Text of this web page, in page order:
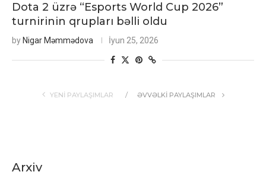
Dota 2 üzrə “Esports World Cup 2026”
turnirinin qrupları bəlli oldu
by Nigar Məmmədova İyun 25, 2026
YENI PAYLAŞIMLAR ƏVVƏLKI PAYLAŞIMLAR
Arxiv